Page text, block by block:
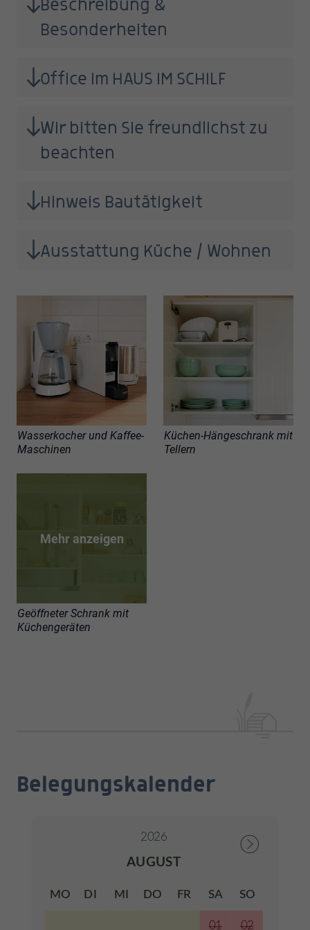
Beschreibung &
Besonderheiten
Office im HAUS IM SCHILF
Wir bitten Sie freundlichst zu
beachten
Hinweis Bautätigkeit
Ausstattung Küche / Wohnen
Wasserkocher und Kaffee-
Maschinen
Küchen-Hängeschrank mit
Tellern
Mehr anzeigen
Geöffneter Schrank mit
Küchengeräten
Belegungskalender
2026
AUGUST
MO DI MI DO FR SA SO
01 02